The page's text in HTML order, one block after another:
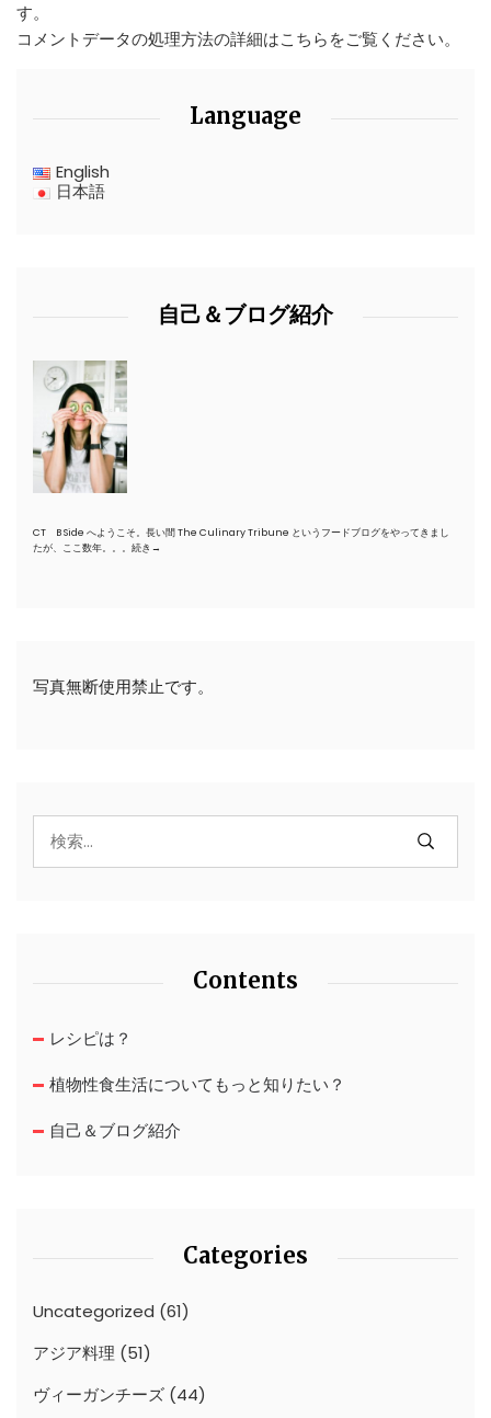
す。
コメントデータの処理方法の詳細はこちらをご覧ください。
Language
English
日本語
自己＆ブログ紹介
CT B Side へようこそ。長い間 The Culinary Tribune というフードブログをやってきまし
たが、ここ数年。。。 続き→
写真無断使用禁止です。
Contents
レシピは？
植物性食生活についてもっと知りたい？
自己＆ブログ紹介
Categories
Uncategorized (61)
アジア料理 (51)
ヴィーガンチーズ (44)